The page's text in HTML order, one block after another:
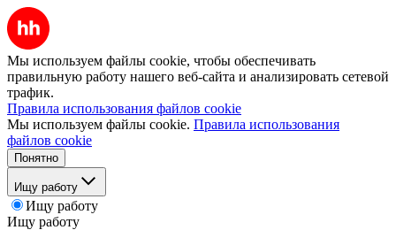
Мы используем файлы cookie, чтобы обеспечивать
правильную работу нашего веб-сайта и анализировать сетевой
трафик.
Правила использования файлов cookie
Мы используем файлы cookie. Правила использования
файлов cookie
Понятно
Ищу работу
Ищу работу
Ищу работу